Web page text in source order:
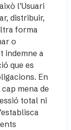
l’Usuari
distribuir,
forma
o
indemne a
que es
En
mena de
total ni